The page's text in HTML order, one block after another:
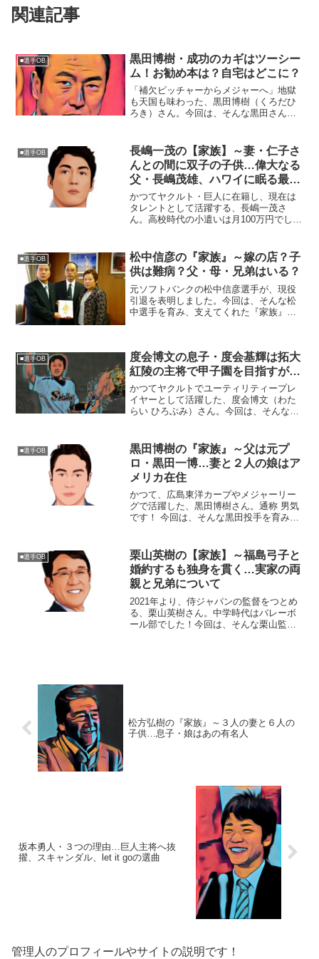
関連記事
■選手OB
黒田博樹・成功のカギはツーシー
ム！お勧め本は？自宅はどこに？
「補欠ピッチャーからメジャーへ」地獄
も天国も味わった、黒田博樹（くろだひ
ろき）さん。今回は、そんな黒田さんの
メジャー成功のカギはツーシーム！日本
の球界では、投手は「決...
■選手OB
長嶋一茂の【家族】～妻・仁子さ
んとの間に双子の子供…偉大なる
父・長嶋茂雄、ハワイに眠る最愛
の母
かつてヤクルト・巨人に在籍し、現在は
タレントとして活躍する、長嶋一茂さ
ん。高校時代の小遣いは月100万円でし
す。名 前：長嶋一茂（ながしま・か
ずしげ）本 名：一茂・...
■選手OB
松中信彦の『家族』～嫁の店？子
供は難病？父・母・兄弟はいる？
元ソフトバンクの松中信彦選手が、現役
引退を表明しました。今回は、そんな松
中選手を育み、支えてくれた『家族』に
熊本県八代市で「株式会...
■選手OB
度会博文の息子・度会基輝は拓大
紅陵の主将で甲子園を目指すが…
かつてヤクルトでユーティリティープレ
イヤーとして活躍した、度会博文（わた
らい ひろぶみ）さん。今回は、そんな度
草野球出身度会博文さんは、千葉県船橋
市出身の元プロ野球選手...
■選手OB
黒田博樹の『家族』～父は元プ
ロ・黒田一博…妻と２人の娘はア
メリカ在住
かつて、広島東洋カープやメジャーリー
グで活躍した、黒田博樹さん。通称 男気
です！ 今回は、そんな黒田投手を育み、
（くろだ・ひろき）生年月日：1975年
〈昭和50年〉2月...
■選手OB
栗山英樹の【家族】～福島弓子と
婚約するも独身を貫く…実家の両
親と兄弟について
2021年より、侍ジャパンの監督をつとめ
る、栗山英樹さん。中学時代はバレーボ
ール部でした！今回は、そんな栗山監督
松方弘樹の『家族』～３人の妻と６人の
子供…息子・娘はあの有名人
坂本勇人・３つの理由…巨人主将へ抜
擢、スキャンダル、let it goの選曲
管理人のプロフィールやサイトの説明です！